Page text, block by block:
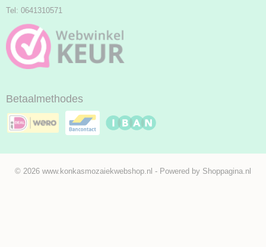
Tel: 0641310571
Betaalmethodes
© 2026 www.konkasmozaiekwebshop.nl - Powered by Shoppagina.nl